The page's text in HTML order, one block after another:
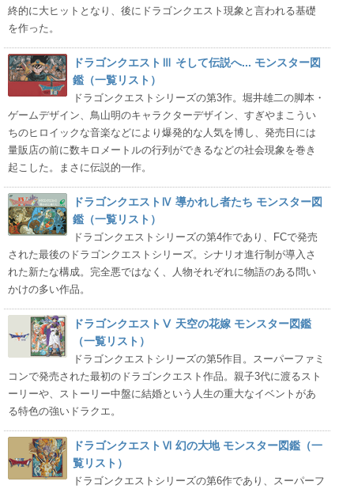
終的に大ヒットとなり、後にドラゴンクエスト現象と言われる基礎
を作った。
ドラゴンクエストⅢ そして伝説へ... モンスター図
鑑（一覧リスト）
ドラゴンクエストシリーズの第3作。堀井雄二の脚本・
ゲームデザイン、鳥山明のキャラクターデザイン、すぎやまこうい
ちのヒロイックな音楽などにより爆発的な人気を博し、発売日には
量販店の前に数キロメートルの行列ができるなどの社会現象を巻き
起こした。まさに伝説的一作。
ドラゴンクエストⅣ 導かれし者たち モンスター図
鑑（一覧リスト）
ドラゴンクエストシリーズの第4作であり、FCで発売
された最後のドラゴンクエストシリーズ。シナリオ進行制が導入さ
れた新たな構成。完全悪ではなく、人物それぞれに物語のある問い
かけの多い作品。
ドラゴンクエストⅤ 天空の花嫁 モンスター図鑑
（一覧リスト）
ドラゴンクエストシリーズの第5作目。スーパーファミ
コンで発売された最初のドラゴンクエスト作品。親子3代に渡るスト
ーリーや、ストーリー中盤に結婚という人生の重大なイベントがあ
る特色の強いドラクエ。
ドラゴンクエストⅥ 幻の大地 モンスター図鑑（一
覧リスト）
ドラゴンクエストシリーズの第6作であり、スーパーフ